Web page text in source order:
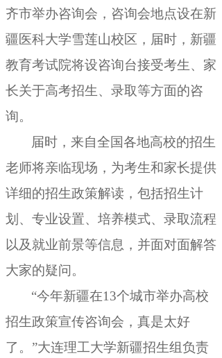
齐市举办咨询会，咨询会地点设在新
疆医科大学雪莲山校区 ， 届时，新疆
教育考试院将设咨询台接受考生、家
长关于高考招生、录取等方面的咨
询。
届时 ，来自全国各地高校的招生
老师将亲临现场，为考生和家长提供
详细的招生政策解读 ， 包括招生计
划、专业设置、培养模式、录取流程
以及就业前景等信息，并面对面解答
大家的疑问 。
“今年新疆在13个城市举办高校
招生政策宣传咨询会 ， 真是太好
了。”大连理工大学新疆招生组负责